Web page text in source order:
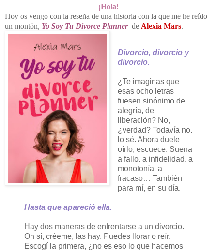
¡Hola!
Hoy os vengo con la reseña de una historia con la que me he reído
un montón, Yo Soy Tu Divorce Planner de Alexia Mars.
Divorcio, divorcio y
divorcio.
¿Te imaginas que
esas ocho letras
fuesen sinónimo de
alegría, de
liberación? No,
¿verdad? Todavía no,
lo sé. Ahora duele
oírlo, escuece. Suena
a fallo, a infidelidad, a
monotonía, a
fracaso… También
para mí, en su día.
Hasta que apareció ella.
Hay dos maneras de enfrentarse a un divorcio.
Oh sí, créeme, las hay. Puedes llorar o reír.
Escogí la primera, ¿no es eso lo que hacemos